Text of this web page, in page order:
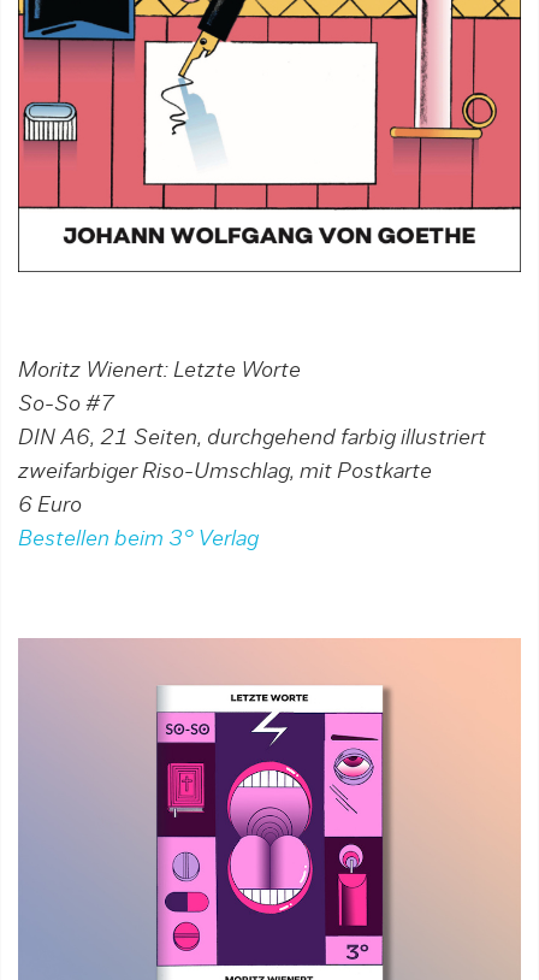
Moritz Wienert: Letzte Worte
So-So #7
DIN A6, 21 Seiten, durchgehend farbig illustriert
zweifarbiger Riso-Umschlag, mit Postkarte
6 Euro
Bestellen beim 3° Verlag